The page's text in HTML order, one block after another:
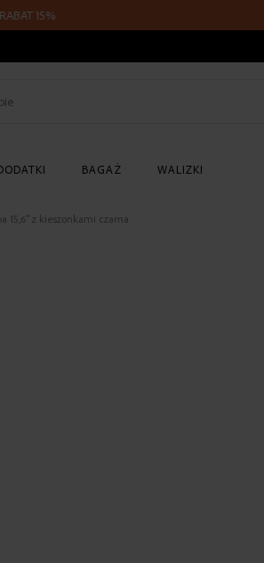
15%
BAGAŻ WALIZKI
15,6" z kieszonkami czarna